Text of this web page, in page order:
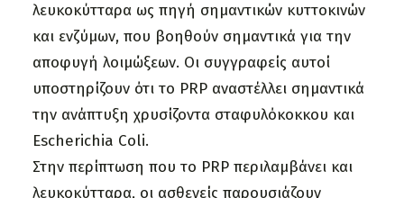
λευκοκύτταρα ως πηγή σημαντικών κυττοκινών
και ενζύμων, που βοηθούν σημαντικά για την
αποφυγή λοιμώξεων. Οι συγγραφείς αυτοί
υποστηρίζουν ότι το PRP αναστέλλει σημαντικά
την ανάπτυξη χρυσίζοντα σταφυλόκοκκου και
Escherichia Coli.
Στην περίπτωση που το PRP περιλαμβάνει και
λευκοκύτταρα, οι ασθενείς παρουσιάζουν